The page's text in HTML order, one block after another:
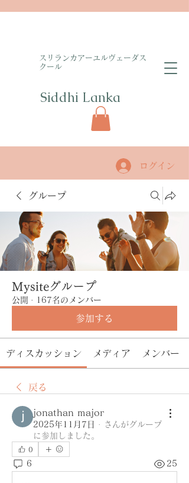
​スリランカアーユルヴェーダス
クール
Siddhi Lanka​
ログイン
グループ
Mysiteグループ
公開 · 167名のメンバー
参加する
ディスカッション メディア メンバー
戻る
jonathan major
2025年11月7日 ·
さんがグループ
に参加しました。
0
6 25